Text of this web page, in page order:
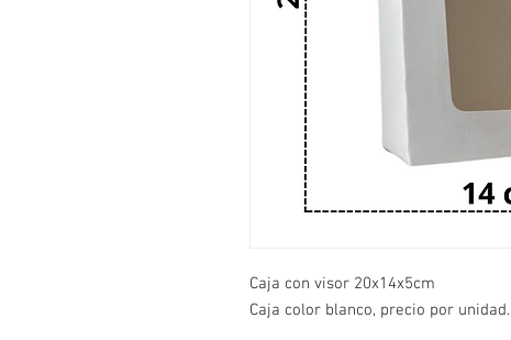
Caja con visor 20x14x5cm
Caja color blanco, precio por unidad.